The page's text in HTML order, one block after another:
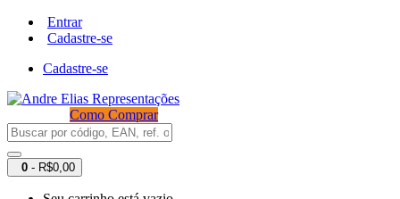
Entrar
Cadastre-se
Cadastre-se
Como Comprar
0 - R$0,00